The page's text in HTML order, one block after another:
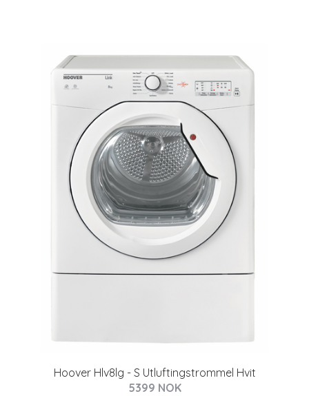
Hoover Hlv8lg - S Utluftingstrommel Hvit
5399 NOK